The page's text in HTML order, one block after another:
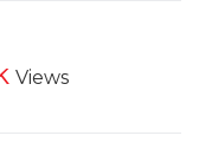
Views